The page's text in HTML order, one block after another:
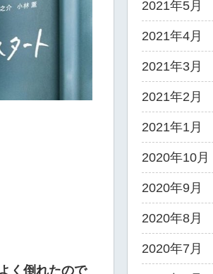
く倒れたので
2021年5月
2021年4月
2021年3月
2021年2月
2021年1月
2020年10月
2020年9月
2020年8月
2020年7月